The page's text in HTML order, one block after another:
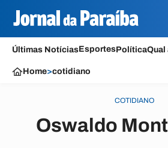
Últimas NotíciasEsportesPolíticaQual
Home>cotidiano
COTIDIANO
Oswaldo